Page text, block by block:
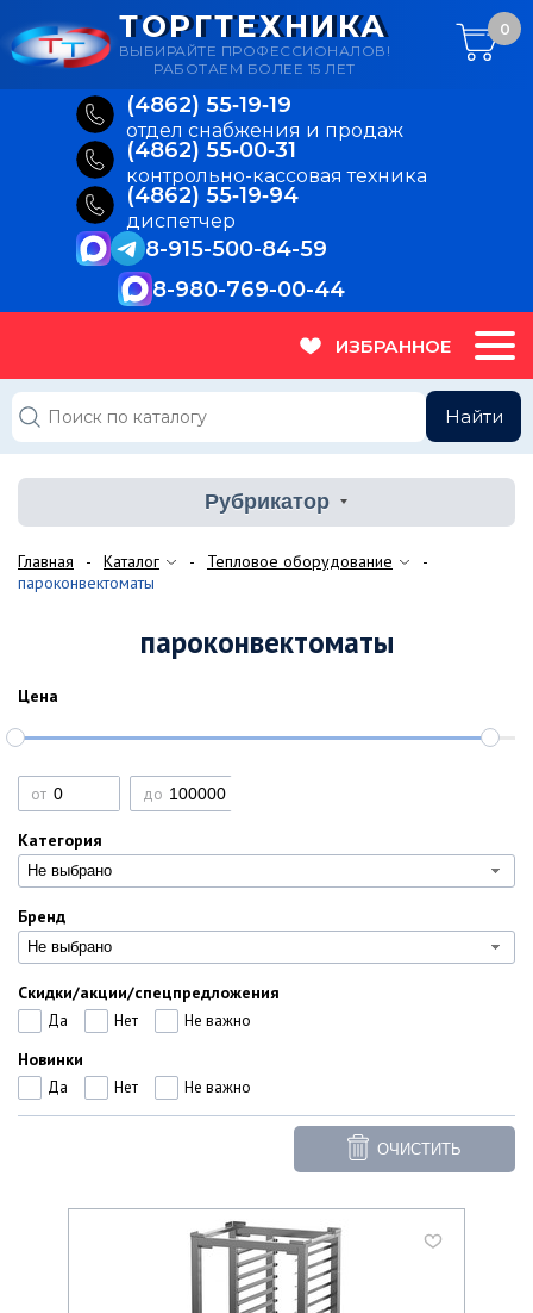
(4862) 55‑19‑19
отдел снабжения и продаж
(4862) 55‑00‑31
контрольно-кассовая техника
(4862) 55‑19‑94
диспетчер
8-915-500-84-59
8-980-769-00-44
ТОРГТЕХНИКА
ВЫБИРАЙТЕ ПРОФЕССИОНАЛОВ!
РАБОТАЕМ БОЛЕЕ 15 ЛЕТ
0
ИЗБРАННОЕ
Найти
Рубрикатор
Главная Каталог
Тепловое оборудование
пароконвектоматы
пароконвектоматы
Цена
от до
Категория
Не выбрано
Бренд
Не выбрано
Скидки/акции/спецпредложения
Да Нет Не важно
Новинки
Да Нет Не важно
ОЧИСТИТЬ